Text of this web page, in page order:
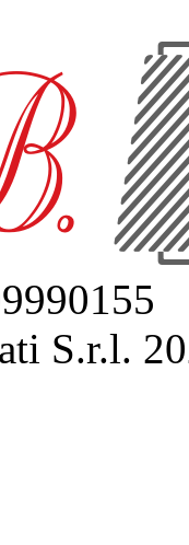
S.r.l.